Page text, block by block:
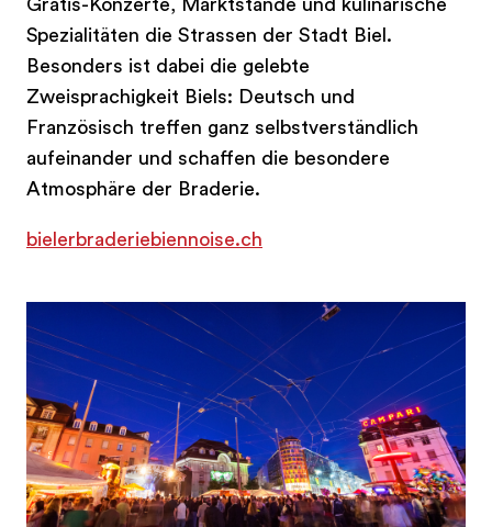
Gratis-Konzerte, Marktstände und kulinarische
Spezialitäten die Strassen der Stadt Biel.
Besonders ist dabei die gelebte
Zweisprachigkeit Biels: Deutsch und
Französisch treffen ganz selbstverständlich
aufeinander und schaffen die besondere
Atmosphäre der Braderie.
bielerbraderiebiennoise.ch